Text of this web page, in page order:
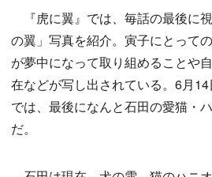
『虎に翼』では、毎話の最後に
の翼」写真を紹介。寅子にとって
が夢中になって取り組めることや
在などが写し出されている。6月
では、最後になんと石田の愛猫・
だ。